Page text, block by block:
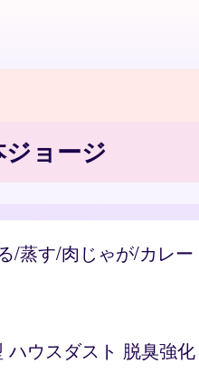
ョージ
蒸す/肉じゃが/カレ
ウスダスト 脱臭強